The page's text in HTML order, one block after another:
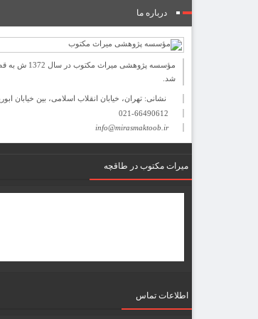
درباره ما
مؤسسه
شد.
نشانی: تهران، خیابان انقلاب اسلامی، بین خیابان ابوریحان و خیابان
021-66490612
info@mirasmaktoob.ir
میرات مکتوب در طاقچه
اطلاعات تماس